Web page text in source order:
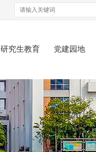
研究生教育 党建园地